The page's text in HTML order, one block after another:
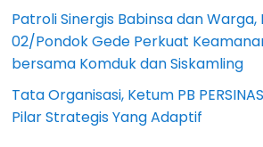
Patroli Sinergis Babinsa dan Warga,
02/Pondok Gede Perkuat
bersama Komduk dan Siskamling
Tata Organisasi, Ketum PB
Pilar Strategis Yang Adaptif